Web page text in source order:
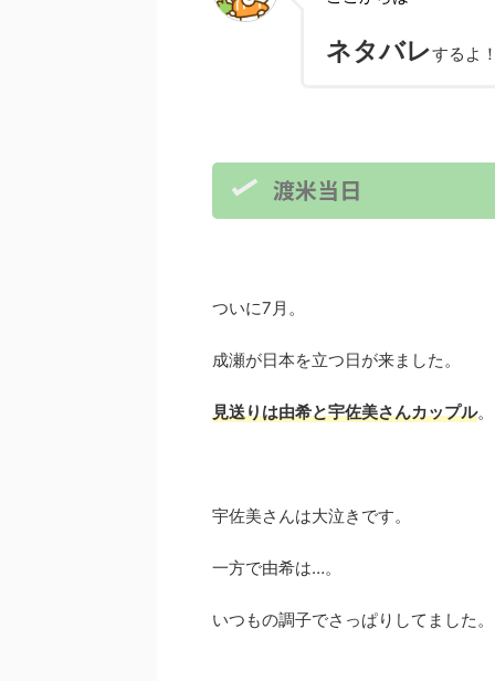
ネタバレするよ
渡米当日
ついに7月。
成瀬が日本を立つ日が来ました。
見送りは由希と宇佐美さんカップル。
宇佐美さんは大泣きです。
一方で由希は…。
いつもの調子でさっぱりしてました。